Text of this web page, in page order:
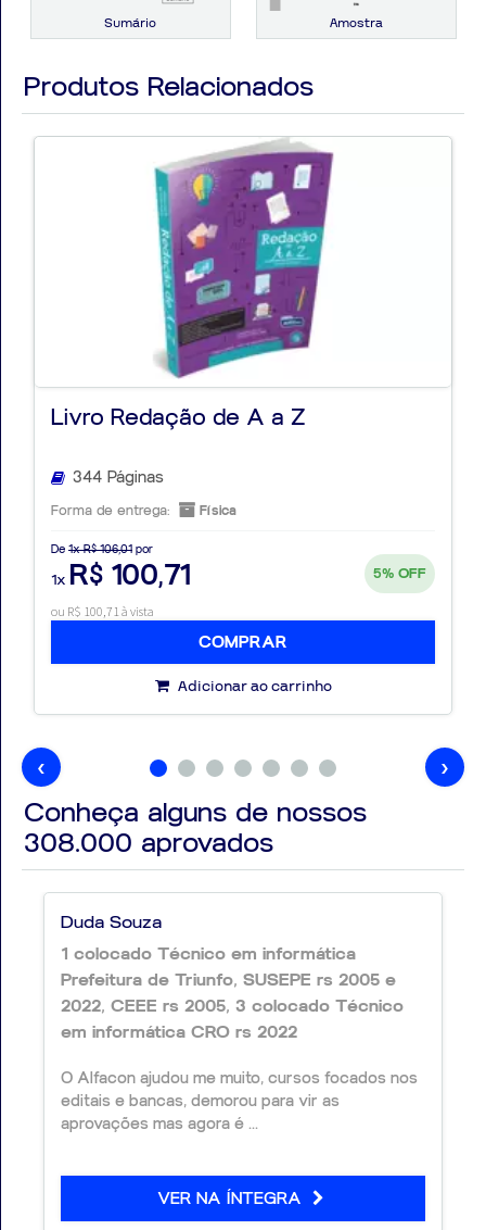
Juntos, Rumo à Aprovação!
Sumário Amostra
Produtos Relacionados
Livro Redação de A a Z
344 Páginas
Forma de entrega: Física
De 1x R$ 106,01 por
1x R$ 100,71 5% OFF
ou R$ 100,71 à vista
COMPRAR
Adicionar ao carrinho
‹
›
Conheça alguns de nossos
308.000 aprovados
Duda Souza
1 colocado Técnico em informática
Prefeitura de Triunfo, SUSEPE rs 2005 e
2022, CEEE rs 2005, 3 colocado Técnico
em informática CRO rs 2022
O Alfacon ajudou me muito, cursos focados nos
editais e bancas, demorou para vir as
aprovações mas agora é ...
VER NA ÍNTEGRA